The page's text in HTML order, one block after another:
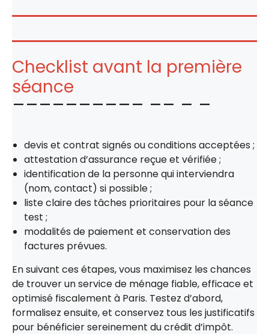
Checklist avant la première
séance
devis et contrat signés ou conditions acceptées ;
attestation d’assurance reçue et vérifiée ;
identification de la personne qui interviendra
(nom, contact) si possible ;
liste claire des tâches prioritaires pour la séance
test ;
modalités de paiement et conservation des
factures prévues.
En suivant ces étapes, vous maximisez les chances
de trouver un service de ménage fiable, efficace et
optimisé fiscalement à Paris. Testez d’abord,
formalisez ensuite, et conservez tous les justificatifs
pour bénéficier sereinement du crédit d’impôt.